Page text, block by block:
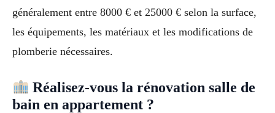
généralement entre 8000 € et 25000 € selon la surface,
les équipements, les matériaux et les modifications de
plomberie nécessaires.
Réalisez-vous la rénovation salle de
bain en appartement ?